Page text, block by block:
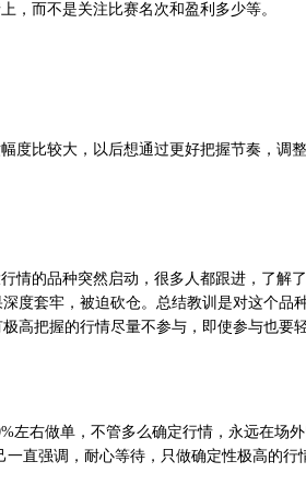
而不是关注比赛名次和盈利多少等。
度比较大，以后想通过更好把握节奏，调
的品种突然启动，很多人都跟进，了解了
度套牢，被迫砍仓。总结教训是对这个品
高把握的行情尽量不参与，即使参与也要
左右做单，不管多么确定行情，永远在场
直强调，耐心等待，只做确定性极高的行